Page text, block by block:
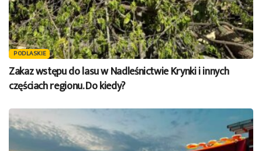
PODLASKIE
Zakaz wstępu do lasu w Nadleśnictwie Krynki i innych
częściach regionu. Do kiedy?